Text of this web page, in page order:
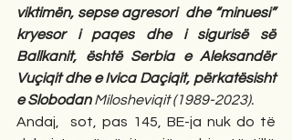
viktimën, sepse agresori  dhe “minuesi”
kryesor i paqes dhe i sigurisë së
Ballkanit, është Serbia e Aleksandër
Vuçiqit dhe e Ivica Daçiqit, përkatësisht
e Slobodan Milosheviqit (1989-2023).
Andaj,  sot, pas 145, BE-ja nuk do të